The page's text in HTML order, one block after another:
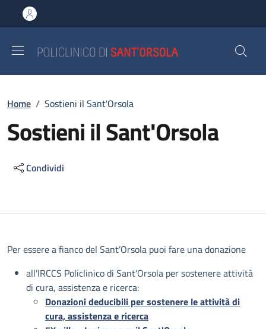
al contenuto principale
to footer content
Briciole di pane
Home / Sostieni il Sant'Orsola
Sostieni il Sant'Orsola
Condividi
Descrizione
Per essere a fianco del Sant’Orsola puoi fare una donazione
all’IRCCS Policlinico di Sant’Orsola per sostenere attività
di cura, assistenza e ricerca:
Donazioni deducibili per sostenere le attività di
cura, assistenza e ricerca